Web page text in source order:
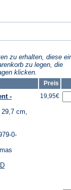
zu erhalten, diese
zu legen, die
klicken.
Preis
-
cm,
0-
19,95€